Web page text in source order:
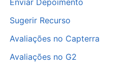
Sugerir Recurso
Avaliações no Capterra
Avaliações no G2